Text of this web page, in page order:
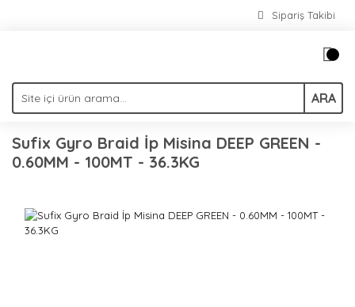
Sipariş Takibi
ARA
Sufix Gyro Braid İp Misina DEEP GREEN -
0.60MM - 100MT - 36.3KG